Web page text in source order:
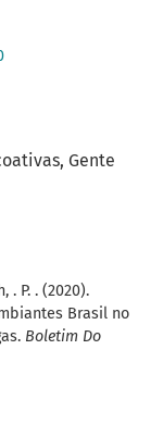
Gente
. P. . (2020).
Brasil no
Boletim Do